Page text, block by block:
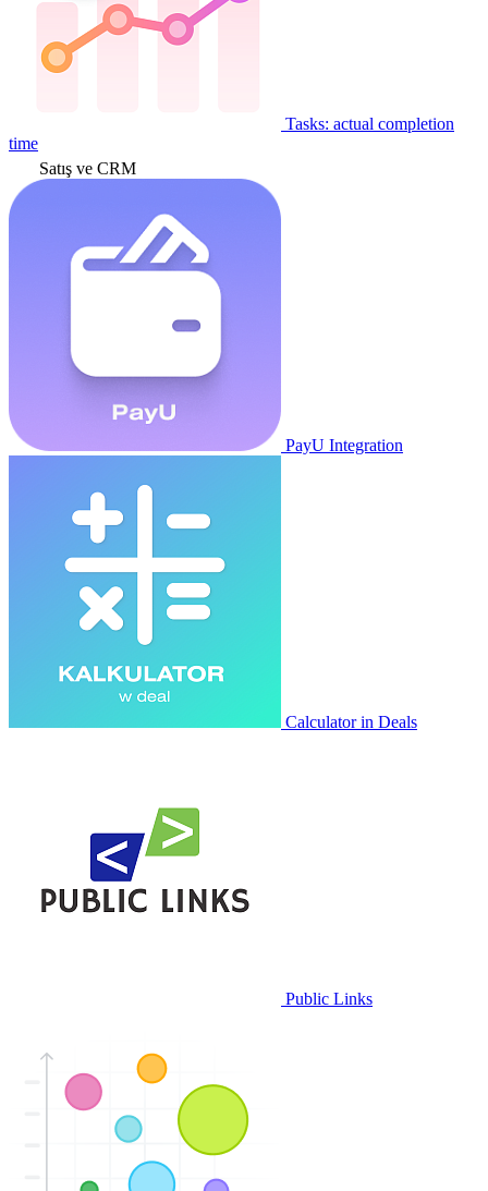
Tasks: actual completion
time
Satış ve CRM
PayU Integration
Calculator in Deals
Public Links